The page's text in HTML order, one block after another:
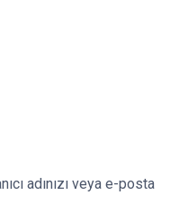
adınızı veya e-posta